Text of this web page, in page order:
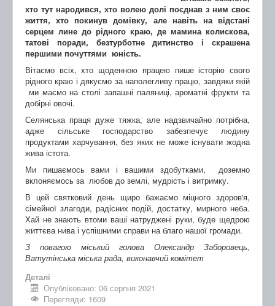
хто тут народився, хто волею долі поєднав з ним своє
життя, хто покинув домівку, але навіть на відстані
серцем лине до рідного краю, де мамина колискова,
татові поради, безтурботне дитинство і скрашена
першими почуттями юність.
Вітаємо всіх, хто щоденною працею пише історію свого
рідного краю і дякуємо за наполегливу працю, завдяки якій
ми маємо на столі запашні паляниці, ароматні фрукти та
добірні овочі.
Селянська праця дуже тяжка, але надзвичайно потрібна,
адже сільське господарство забезпечує людину
продуктами харчування, без яких не може існувати жодна
жива істота.
Ми пишаємось вами і вашими здобутками, доземно
вклоняємось за любов до землі, мудрість і витримку.
В цей святковий день щиро бажаємо міцного здоров'я,
сімейної злагоди, радісних подій, достатку, мирного неба.
Хай не знають втоми ваші натруджені руки, буде щедрою
життєва нива і успішними справи на благо нашої громади.
З повагою міський голова Олександр Заборовець,
Ватутінська міська рада, виконавчий комітет
Деталі
Опубліковано: 06 серпня 2021
Перегляди: 1609